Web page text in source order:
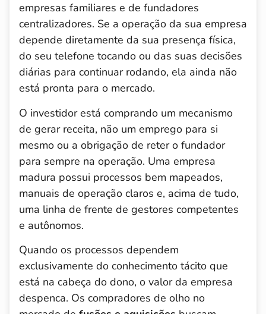
empresas familiares e de fundadores
centralizadores. Se a operação da sua empresa
depende diretamente da sua presença física,
do seu telefone tocando ou das suas decisões
diárias para continuar rodando, ela ainda não
está pronta para o mercado.
O investidor está comprando um mecanismo
de gerar receita, não um emprego para si
mesmo ou a obrigação de reter o fundador
para sempre na operação. Uma empresa
madura possui processos bem mapeados,
manuais de operação claros e, acima de tudo,
uma linha de frente de gestores competentes
e autônomos.
Quando os processos dependem
exclusivamente do conhecimento tácito que
está na cabeça do dono, o valor da empresa
despenca. Os compradores de olho no